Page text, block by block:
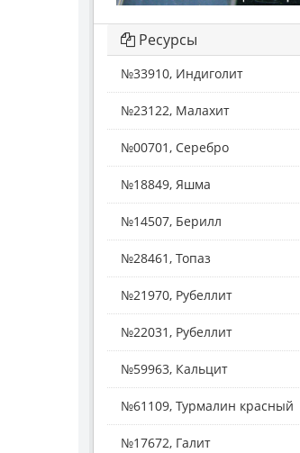
Ресурсы
№33910, Индиголит
№23122, Малахит
№00701, Серебро
№18849, Яшма
№14507, Берилл
№28461, Топаз
№21970, Рубеллит
№22031, Рубеллит
№59963, Кальцит
№61109, Турмалин красный
№17672, Галит